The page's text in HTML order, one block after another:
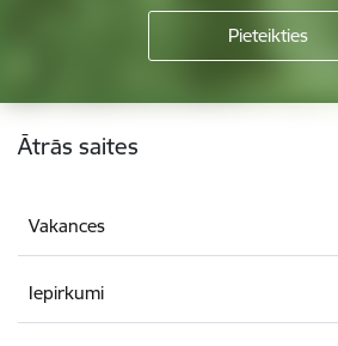
Kājene
Ātrās saites
Vakances
Iepirkumi